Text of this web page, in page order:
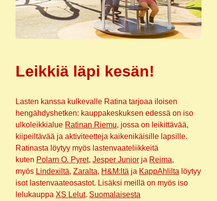
Leikkiä läpi kesän!
Lasten kanssa kulkevalle Ratina tarjoaa iloisen
hengähdyshetken: kauppakeskuksen edessä on iso
ulkoleikkialue Ratinan Riemu, jossa on leikittävää,
kiipeiltävää ja aktiviteetteja kaikenikäisille lapsille.
Ratinasta löytyy myös lastenvaateliikkeitä
kuten Polarn O. Pyret, Jesper Junior ja Reima,
myös Lindexiltä, Zaralta, H&M:ltä ja KappAhlilta löytyy
isot lastenvaateosastot. Lisäksi meillä on myös iso
lelukauppa XS Lelut. Suomalaisesta